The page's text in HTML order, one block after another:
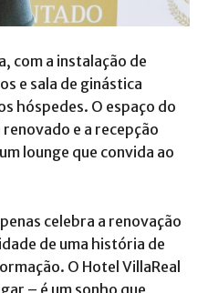
com a instalação de
e sala de ginástica
hóspedes. O espaço do
e a recepção
lounge que convida ao
celebra a renovação
de uma história de
O Hotel VillaReal